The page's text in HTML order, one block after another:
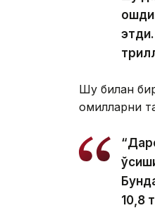
Шу билан
омилларни
10,8